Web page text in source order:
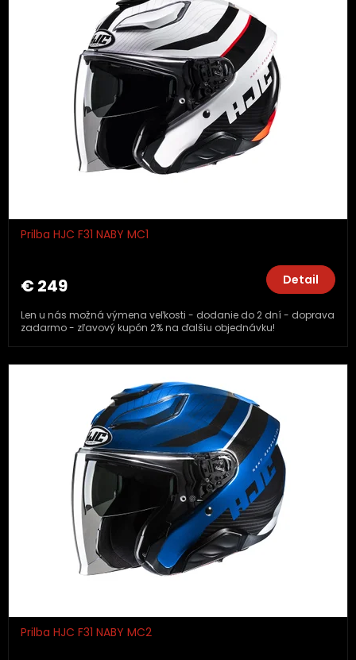
Prilba HJC F31 NABY MC1
€ 249 Detail
Len u nás možná výmena veľkosti - dodanie do 2 dní - doprava
zadarmo - zľavový kupón 2% na ďalšiu objednávku!
Prilba HJC F31 NABY MC2